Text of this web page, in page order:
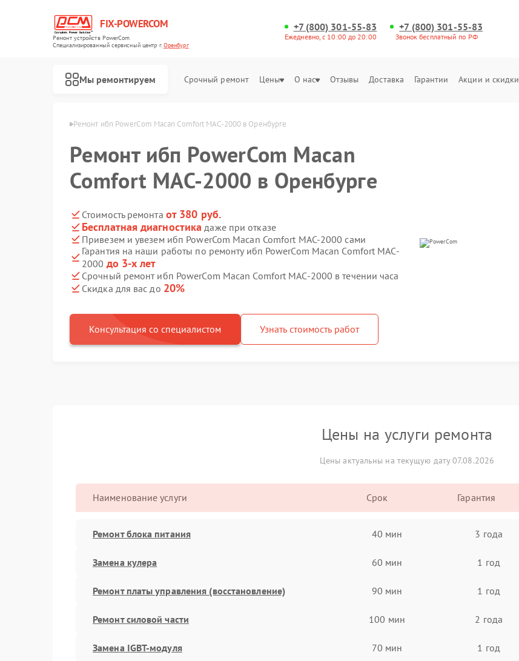
FIX-POWERCOM
Ремонт устройств PowerCom
Специализированный cервисный центр г.Оренбург
+7 (800) 301-55-83
Ежедневно, с 10:00 до 20:00
+7 (800) 301-55-83
Звонок бесплатный по РФ
Мы ремонтируем Срочный ремонт Цены О нас Отзывы Доставка Гарантии Акции и скидки
Ремонт ибп PowerCom Macan Comfort MAC-2000 в Оренбурге
Ремонт ибп PowerCom Macan
Comfort MAC-2000 в Оренбурге
Стоимость ремонта от 380 руб.
Бесплатная диагностика даже при отказе
Привезем и увезем ибп PowerCom Macan Comfort MAC-2000 сами
Гарантия на наши работы по ремонту ибп PowerCom Macan Comfort MAC-
2000 до 3-х лет
Срочный ремонт ибп PowerCom Macan Comfort MAC-2000 в течении часа
Скидка для вас до 20%
Консультация со специалистом Узнать стоимость работ
Цены на услуги ремонта
Цены актуальны на текущую дату 07.08.2026
Наименование услуги Срок Гарантия
Ремонт блока питания 40 мин 3 года
Замена кулера 60 мин 1 год
Ремонт платы управления (восстановление) 90 мин 1 год
Ремонт силовой части 100 мин 2 года
Замена IGBT-модуля 70 мин 1 год